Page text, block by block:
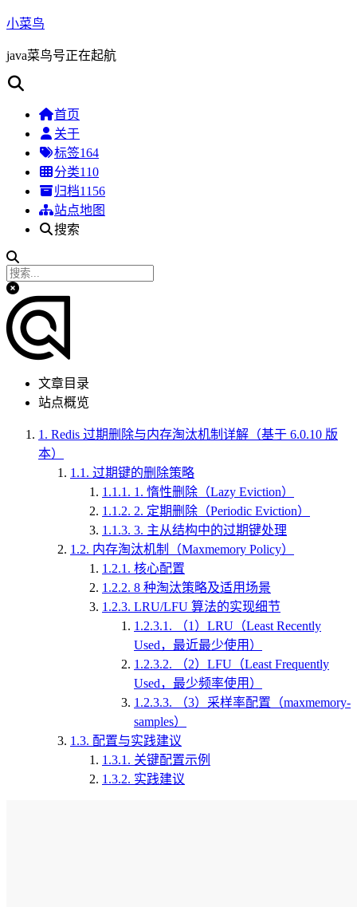
小菜鸟
java菜鸟号正在起航
首页
关于
标签164
分类110
归档1156
站点地图
搜索
文章目录
站点概览
1. Redis 过期删除与内存淘汰机制详解（基于 6.0.10 版
本）
1.1. 过期键的删除策略
1.1.1. 1. 惰性删除（Lazy Eviction）
1.1.2. 2. 定期删除（Periodic Eviction）
1.1.3. 3. 主从结构中的过期键处理
1.2. 内存淘汰机制（Maxmemory Policy）
1.2.1. 核心配置
1.2.2. 8 种淘汰策略及适用场景
1.2.3. LRU/LFU 算法的实现细节
1.2.3.1.
（1）LRU（Least Recently
Used，最近最少使用）
1.2.3.2.
（2）LFU（Least Frequently
Used，最少频率使用）
1.2.3.3.
（3）采样率配置（maxmemory-
samples）
1.3. 配置与实践建议
1.3.1. 关键配置示例
1.3.2. 实践建议